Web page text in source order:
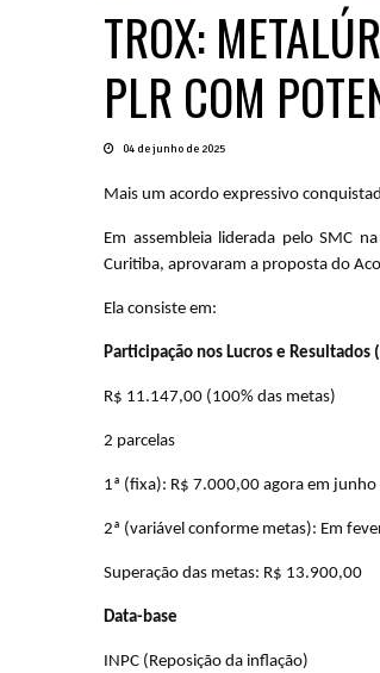
TROX:
PLR COM
04 de junho de 2025
Mais um acordo expressivo
Em assembleia liderada pelo SMC
Curitiba, aprovaram a proposta do
Ela consiste em:
Participação nos Lucros e Resultados
R$ 11.147,00 (100% das metas)
2 parcelas
1ª (fixa): R$ 7.000,00 agora em junho
2ª (variável conforme metas): Em
Superação das metas: R$ 13.900,00
Data-base
INPC (Reposição da inflação)